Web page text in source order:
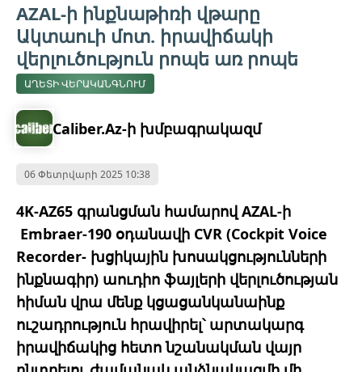
AZAL-ի ինքնաթիռի վթարը
Ակտաուի մոտ. իրավիճակի
վերլուծություն րոպե առ րոպե
ԱՂԵՏԻ ՎԵՐԱԿԱՆԳՆՈՒՄ
Caliber.Az-ի խմբագրակազմ
06 Փետրվարի 2025 10:38
4K-AZ65 գրանցման համարով AZAL-ի
Embraer-190 օդանավի CVR (Cockpit Voice
Recorder- խցիկային խոսակցությունների
ինքնագիր) աուդիո ֆայլերի վերլուծության
հիման վրա մենք կցացանկանաինք
ուշադրություն հրավիրել՝ արտակարգ
իրավիճակից հետո նշանակման վայր